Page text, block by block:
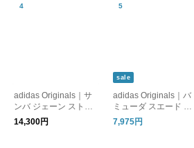
ワイト jr3323
adidas Originals｜サ
ンバ ジェーン ストラ
ップ スニーカー SAM
BA JANE W samba-j-
14,300円
sale
adidas Originals｜バ
ミューダ スエード ス
ニーカー BRMD W br
md-w
7,975円